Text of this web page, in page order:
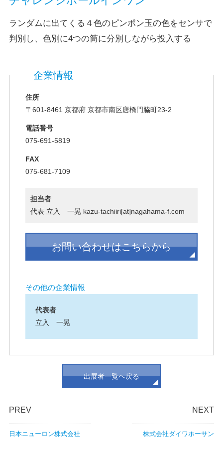
ランダムに出てくる４色のピンポン玉の色をセンサで
判別し、色別に4つの筒に分別しながら投入する
企業情報
住所
〒601-8461 京都府 京都市南区唐橋門脇町23-2
電話番号
075-691-5819
FAX
075-681-7109
担当者
代表 立入 一晃 kazu-tachiiri[at]nagahama-f.com
お問い合わせはこちらから
その他の企業情報
代表者
立入 一晃
出展者一覧へ戻る
NEXT
株式会社ダイワホーサン
PREV
日本ニューロン株式会社